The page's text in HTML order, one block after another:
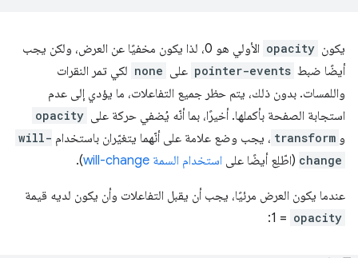
يكون opacity
الأولي هو 0، لذا يكون مخفيًا عن العرض، ولكن يجب
أيضًا ضبط pointer-events على none لكي تمر النقرات
واللمسات. بدون ذلك، يتم حظر جميع التفاعلات، ما يؤدي إلى عدم
استجابة الصفحة بأكملها. أخيرًا، بما أنّه يُضفي حركة على opacity
و transform ، يجب وضع علامة على أنّهما يتغيّران باستخدام will-
change (اطّلِع أيضًا على استخدام السمة will-change ).
عندما يكون العرض مرئيًا، يجب أن يقبل التفاعلات وأن يكون لديه قيمة
opacity
‏ = 1: